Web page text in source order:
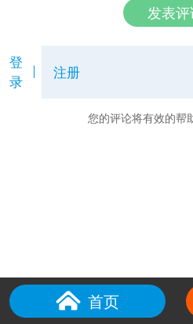
发表
登
录
注册
您的评论将有效的帮
首页